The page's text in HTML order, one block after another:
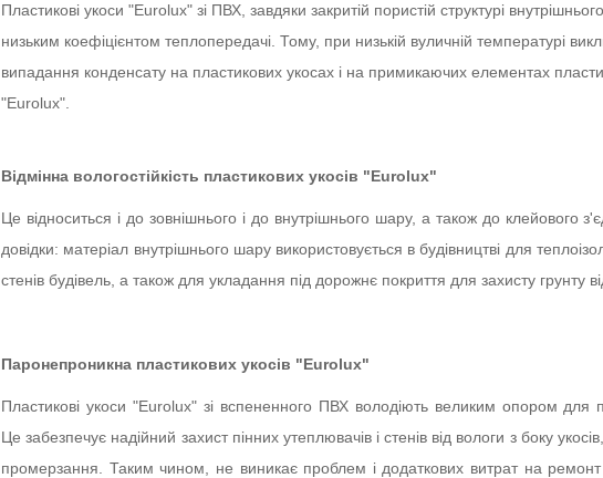
Пластикові укоси "Eurolux" зі ПВХ, завдяки закритій пористій структурі
низьким коефіцієнтом теплопередачі. Тому, при низькій вуличній температурі
випадання конденсату на пластикових укосах і на примикаючих елементах
"Eurolux".
Відмінна вологостійкість пластикових укосів "Eurolux"
Це відноситься і до зовнішнього і до внутрішнього шару, а також до клейового
довідки: матеріал внутрішнього шару використовується в будівництві для
стенів будівель, а також для укладання під дорожнє покриття для захисту грунту
Паронепроникна пластикових укосів "Eurolux"
Пластикові укоси "Eurolux" зі вспененного ПВХ володіють великим опором для
Це забезпечує надійний захист пінних утеплювачів і стенів від вологи з боку
промерзання. Таким чином, не виникає проблем і додаткових витрат на ремонт